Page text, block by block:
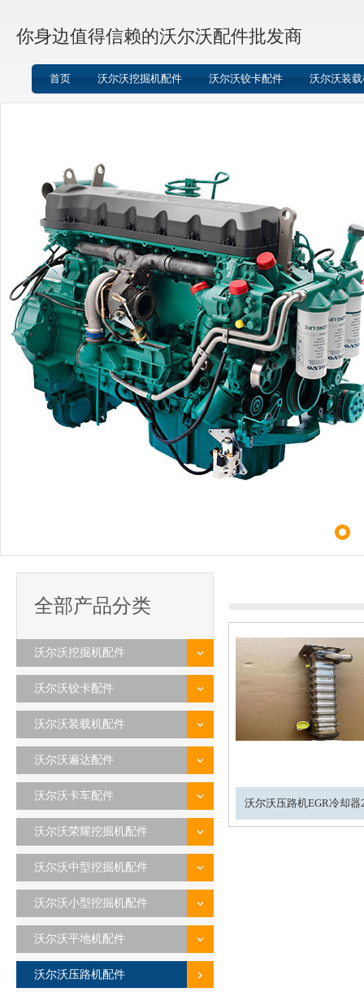
你身边值得信赖的沃尔沃配件批发商
首页 沃尔沃挖掘机配件 沃尔沃铰卡配件 沃尔沃装
全部产品分类
沃尔沃挖掘机配件
沃尔沃铰卡配件
沃尔沃装载机配件
沃尔沃遍达配件
沃尔沃卡车配件
沃尔沃荣耀挖掘机配件
沃尔沃中型挖掘机配件
沃尔沃小型挖掘机配件
沃尔沃平地机配件
沃尔沃压路机配件
沃尔沃压路机EGR冷却器